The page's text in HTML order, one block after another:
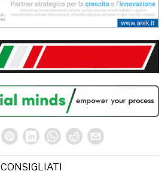
CONSIGLIATI